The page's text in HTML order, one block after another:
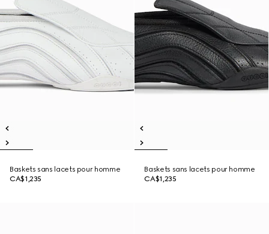
Baskets sans lacets pour homme
CA$1,235
Baskets sans lacets pour homme
CA$1,235